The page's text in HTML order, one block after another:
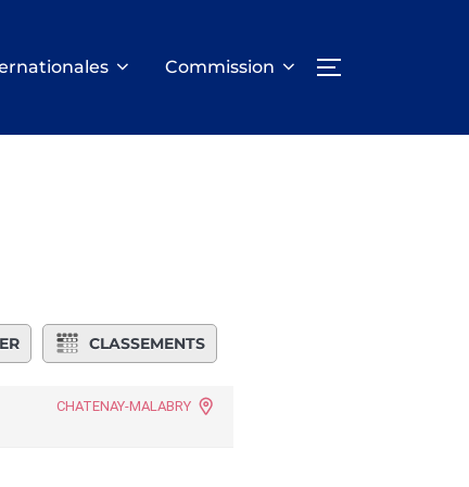
Commission PERMUTER
CLASSEMENTS
CHATENAY-MALABRY